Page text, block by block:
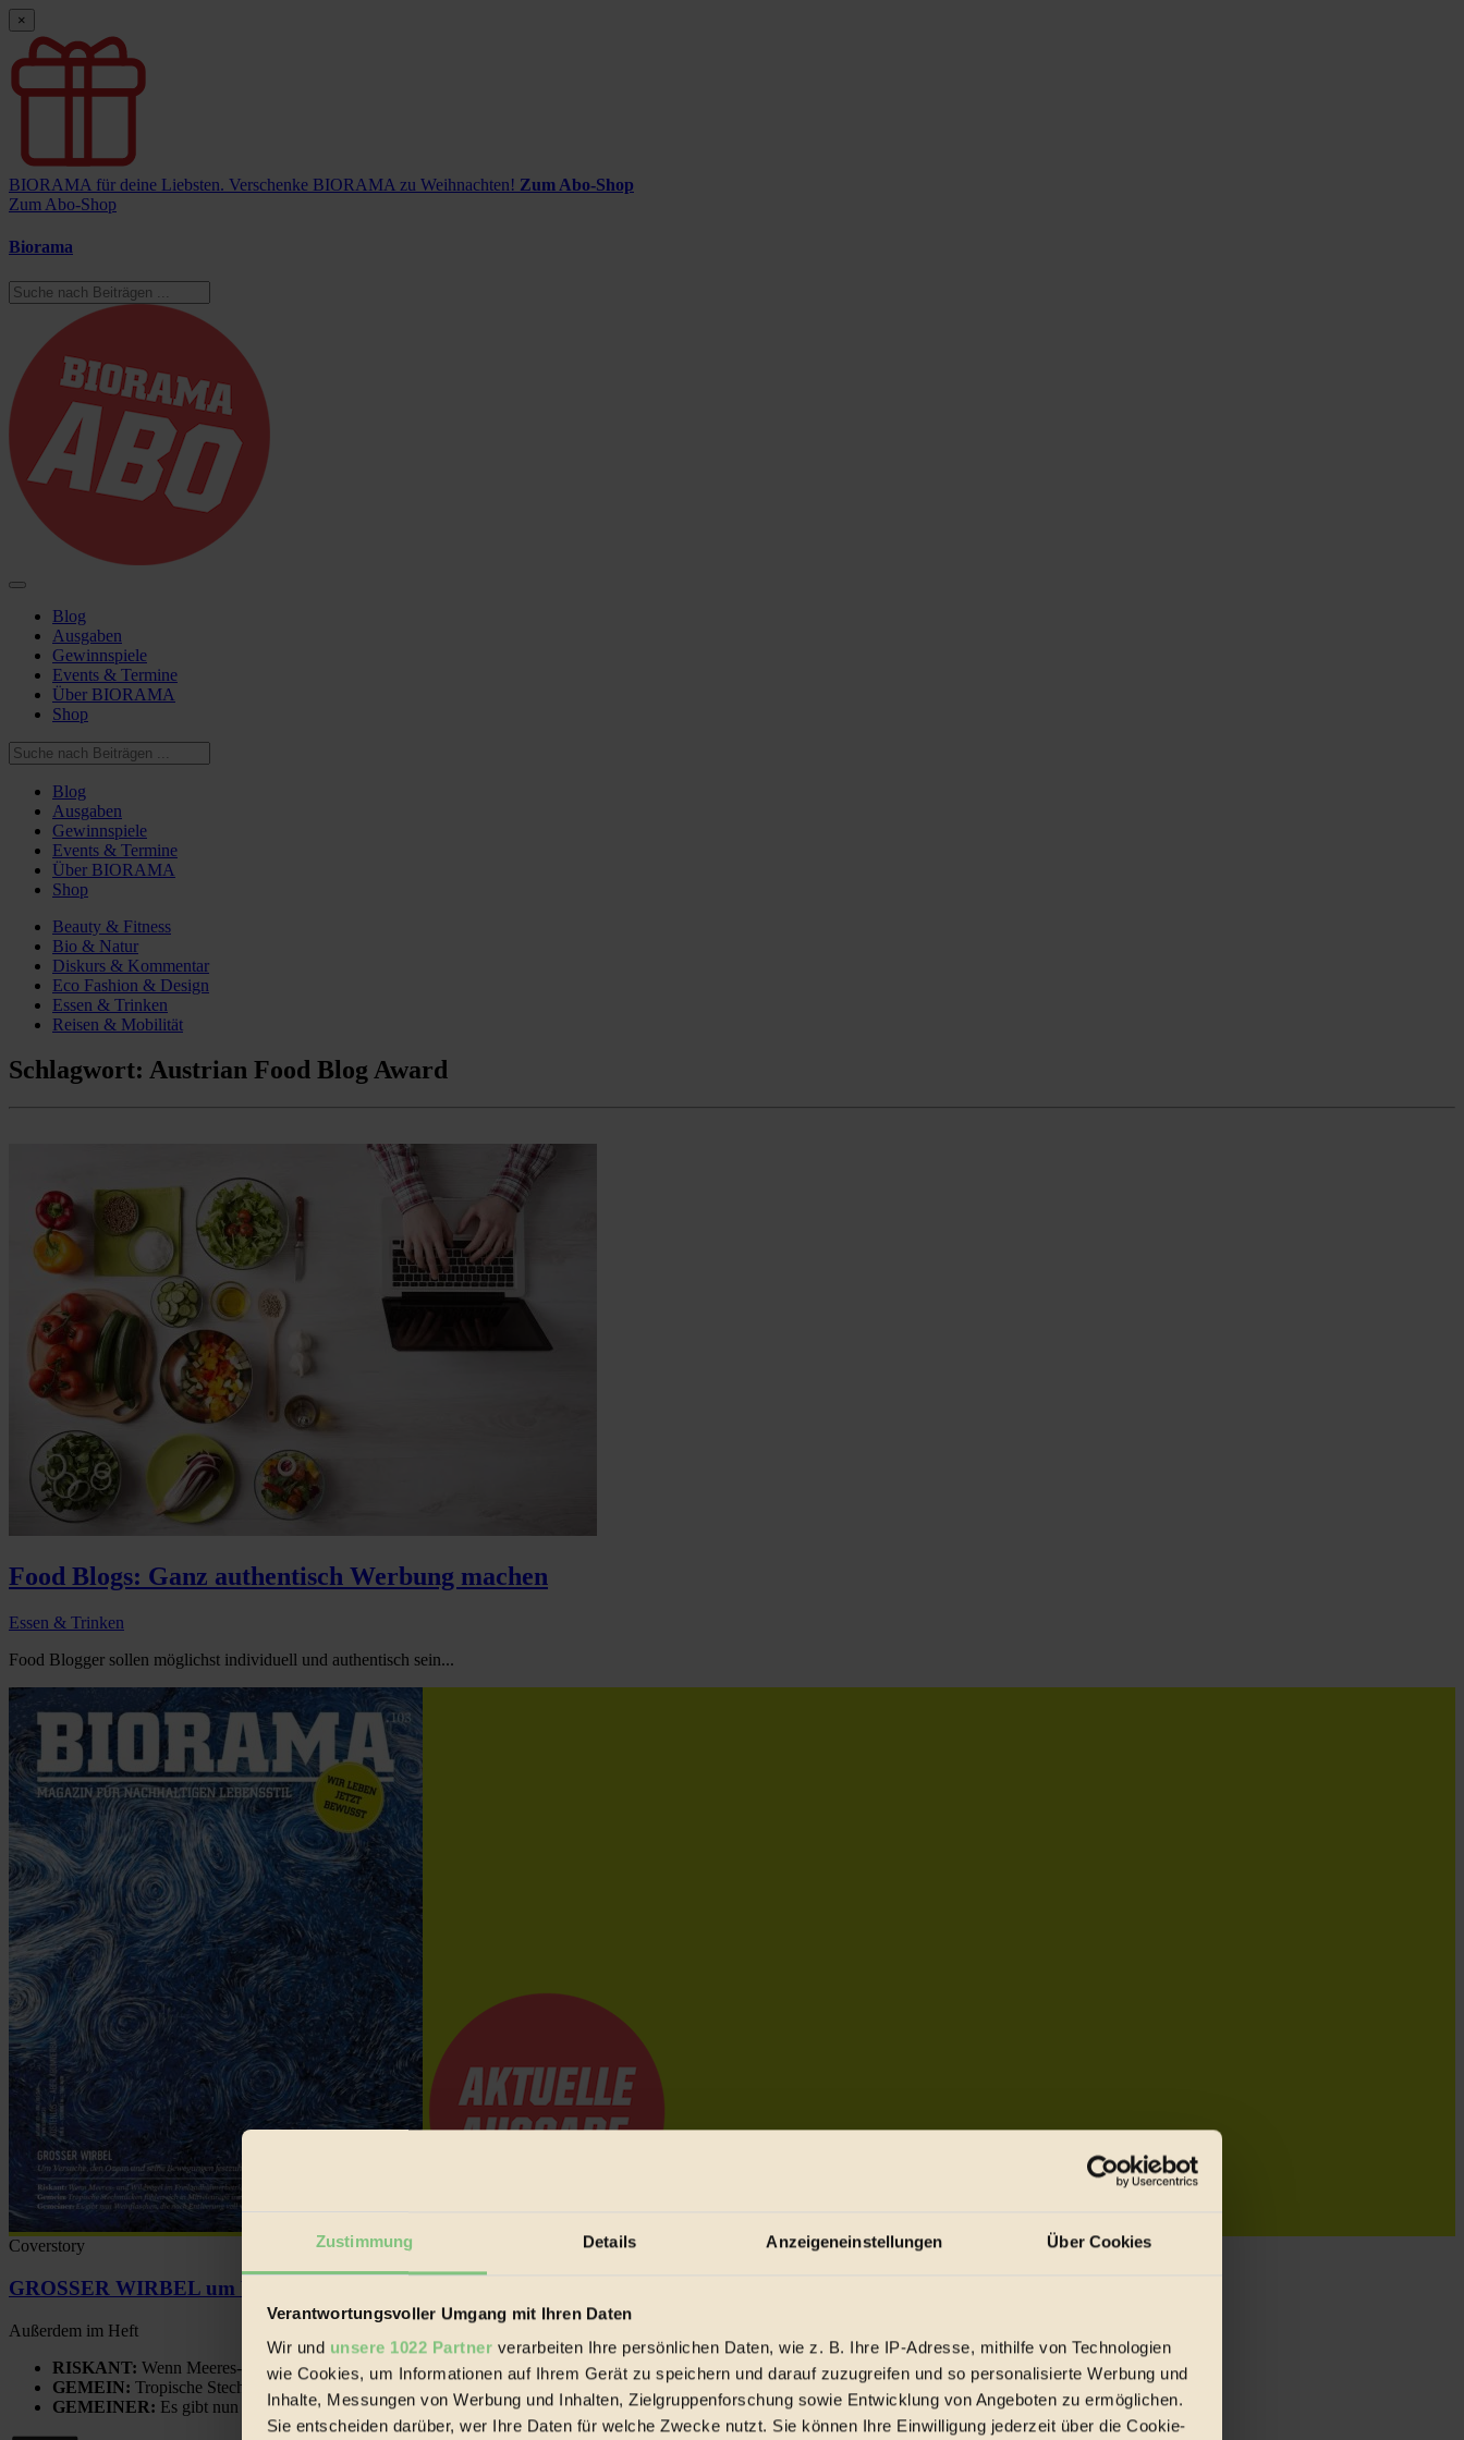
Zustimmung Details Anzeigeneinstellungen Über Cookies
Verantwortungsvoller Umgang mit Ihren Daten
Wir und unsere 1022 Partner verarbeiten Ihre persönlichen Daten, wie z. B. Ihre IP-Adresse, mithilfe von Technologien
wie Cookies, um Informationen auf Ihrem Gerät zu speichern und darauf zuzugreifen und so personalisierte Werbung und
Inhalte, Messungen von Werbung und Inhalten, Zielgruppenforschung sowie Entwicklung von Angeboten zu ermöglichen.
Sie entscheiden darüber, wer Ihre Daten für welche Zwecke nutzt. Sie können Ihre Einwilligung jederzeit über die Cookie-
×
BIORAMA für deine Liebsten. Verschenke BIORAMA zu Weihnachten! Zum Abo-Shop
Zum Abo-Shop
Biorama
Blog
Ausgaben
Gewinnspiele
Events & Termine
Über BIORAMA
Shop
Blog
Ausgaben
Gewinnspiele
Events & Termine
Über BIORAMA
Shop
Beauty & Fitness
Bio & Natur
Diskurs & Kommentar
Eco Fashion & Design
Essen & Trinken
Reisen & Mobilität
Schlagwort: Austrian Food Blog Award
Food Blogs: Ganz authentisch Werbung machen
Essen & Trinken
Food Blogger sollen möglichst individuell und authentisch sein...
Coverstory
GROSSER WIRBEL um Versuche, den Ozean und seine Bewegungen festzuhalten.
Außerdem im Heft
RISKANT: Wenn Meeres- und Wildvögel im Freilandhühnerbetrieb vorbeischauen.
GEMEIN: Tropische Stechmücken fühlen sich in Mitteleuropa inziwschen oft zu Hause.
GEMEINER: Es gibt nun Weinflaschen, die nach Entleerung voll wieder zu dir zurückkommen.